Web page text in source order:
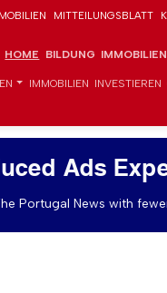
MITTEILUNGSBLATT
HOME BILDUNG IMMOBILIEN
IMMOBILIEN INVESTIEREN
Ads
Portugal News with